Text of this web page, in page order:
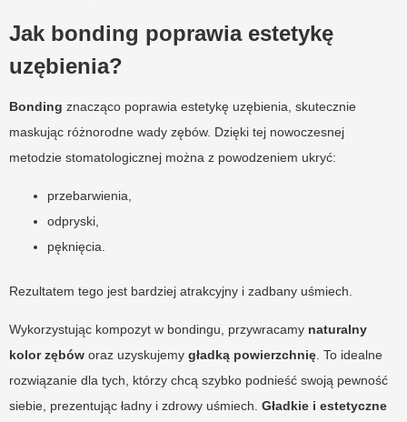
Jak bonding poprawia estetykę
uzębienia?
Bonding znacząco poprawia estetykę uzębienia, skutecznie
maskując różnorodne wady zębów. Dzięki tej nowoczesnej
metodzie stomatologicznej można z powodzeniem ukryć:
przebarwienia,
odpryski,
pęknięcia.
Rezultatem tego jest bardziej atrakcyjny i zadbany uśmiech.
Wykorzystując kompozyt w bondingu, przywracamy naturalny
kolor zębów oraz uzyskujemy gładką powierzchnię . To idealne
rozwiązanie dla tych, którzy chcą szybko podnieść swoją pewność
siebie, prezentując ładny i zdrowy uśmiech. Gładkie i estetyczne